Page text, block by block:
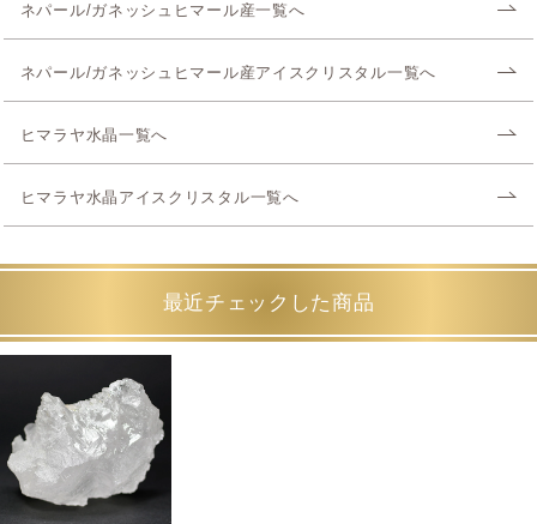
ネパール/ガネッシュヒマール産一覧へ
ネパール/ガネッシュヒマール産アイスクリスタル一覧へ
ヒマラヤ水晶一覧へ
ヒマラヤ水晶アイスクリスタル一覧へ
最近チェックした商品